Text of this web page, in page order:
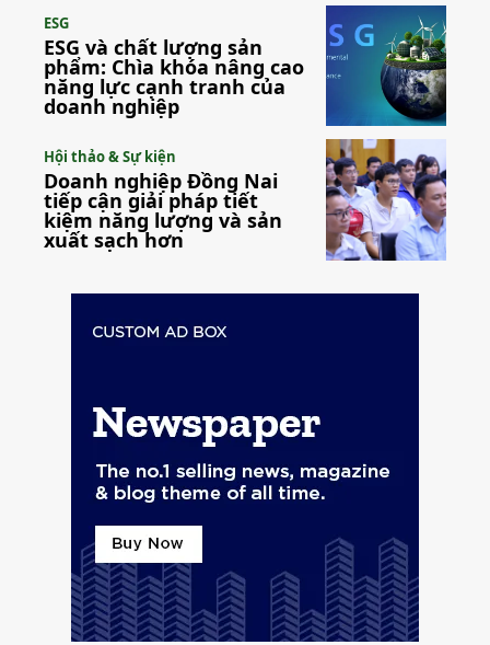
ESG
ESG và chất lượng sản
phẩm: Chìa khóa nâng cao
năng lực cạnh tranh của
doanh nghiệp
Hội thảo & Sự kiện
Doanh nghiệp Đồng Nai
tiếp cận giải pháp tiết
kiệm năng lượng và sản
xuất sạch hơn